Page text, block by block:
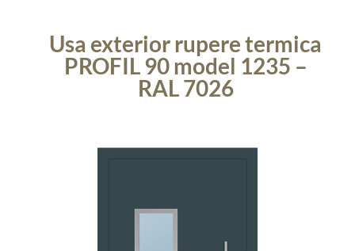
Usa exterior rupere termica
PROFIL 90 model 1235 –
RAL 7026